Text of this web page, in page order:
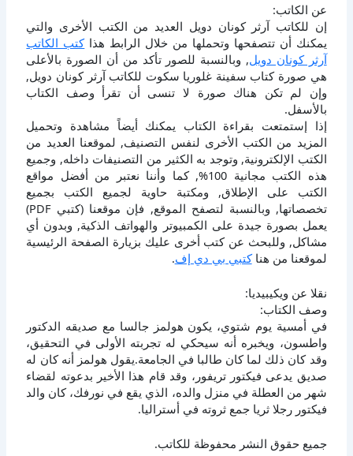
عن الكاتب:
إن للكاتب آرثر كونان دويل العديد من الكتب الأخرى والتي
يمكنك أن تتصفحها وتحملها من خلال الرابط هذاكتب الكاتب
آرثر كونان دويل, وبالنسبة للصور تأكد من أن الصورة بالأعلى
هي صورة كتاب سفينة غلوريا سكوت للكاتب آرثر كونان دويل,
وإن لم تكن هناك صورة لا تنسى أن تقرأ وصف الكتاب
بالأسفل.
إذا إستمتعت بقراءة الكتاب يمكنك أيضاً مشاهدة وتحميل
المزيد من الكتب الأخرى لنفس التصنيف, لموقعنا العديد من
الكتب الإلكترونية, وتوجد به الكثير من التصنيفات داخله, وجميع
هذه الكتب مجانية 100%, كما وأننا نعتبر من أفضل مواقع
الكتب على الإطلاق, ومكتبة حاوية لجميع الكتب بجميع
تخصصاتها, وبالنسبة لتصفح الموقع, فإن موقعنا (كتبي PDF)
يعمل بصورة جيدة على الكمبيوتر والهواتف الذكية, وبدون أي
مشاكل, وللبحث عن كتب أخرى عليك بزيارة الصفحة الرئيسية
لموقعنا من هناكتبي بي دي إف.
نقلا عن ويكيبيديا:
وصف الكتاب:
في أمسية يوم شتوي، يكون هولمز جالسا مع صديقه الدكتور
واطسون، ويخبره أنه سيحكي له تجربته الأولى في التحقيق،
وقد كان ذلك لما كان طالبا في الجامعة.يقول هولمز أنه كان له
صديق يدعى فيكتور تريفور، وقد قام هذا الأخير بدعوته لقضاء
شهر من العطلة في منزل والده، الذي يقع في نورفك، كان والد
فيكتور رجلا ثريا جمع ثروته في أستراليا.
جميع حقوق النشر محفوظة للكاتب.